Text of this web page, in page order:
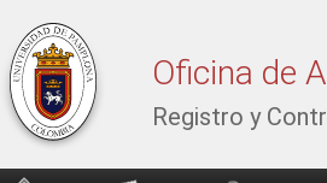
Oficina de
Registro y